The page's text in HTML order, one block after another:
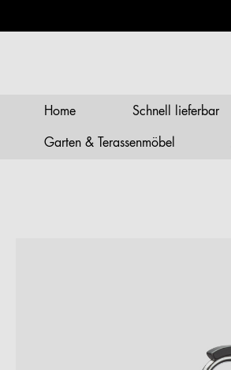
Home Schnell lieferbar
Garten & Terassenmöbel